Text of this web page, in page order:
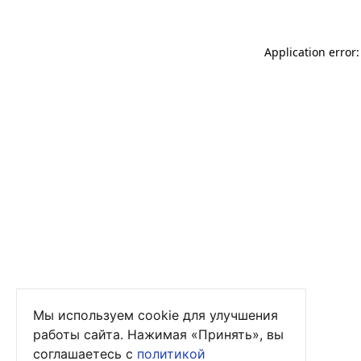
Application
Мы используем cookie для улучшения
работы сайта. Нажимая «Принять», вы
соглашаетесь с политикой